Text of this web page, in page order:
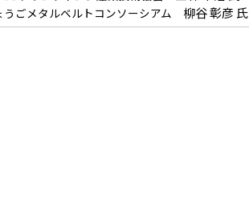
うごメタルベルトコンソーシアム 柳谷 彰彦 氏